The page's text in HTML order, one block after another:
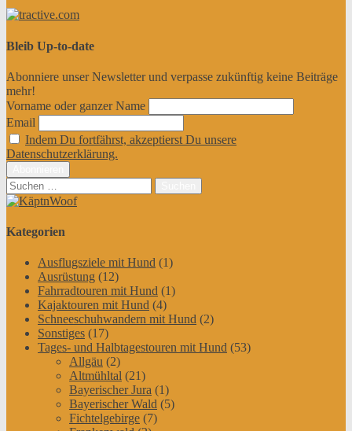
Bleib Up-to-date
Abonniere unser Newsletter und verpasse zukünftig keine Beiträge
mehr!
Vorname oder ganzer Name
Email
Indem Du fortfährst, akzeptierst Du unsere
Datenschutzerklärung.
Suchen
nach:
Kategorien
Ausflugsziele mit Hund (1)
Ausrüstung (12)
Fahrradtouren mit Hund (1)
Kajaktouren mit Hund (4)
Schneeschuhwandern mit Hund (2)
Sonstiges (17)
Tages- und Halbtagestouren mit Hund (53)
Allgäu (2)
Altmühltal (21)
Bayerischer Jura (1)
Bayerischer Wald (5)
Fichtelgebirge (7)